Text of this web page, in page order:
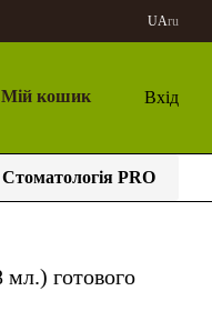
UAru
Мій кошик Вхід
Стоматологія PRO
готового